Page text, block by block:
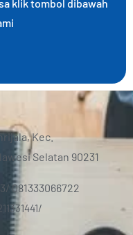
klik tombol dibawah
Kec.
Selatan 90231
081333066722